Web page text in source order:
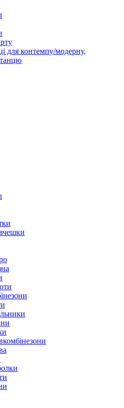
для контемпу/модерну,